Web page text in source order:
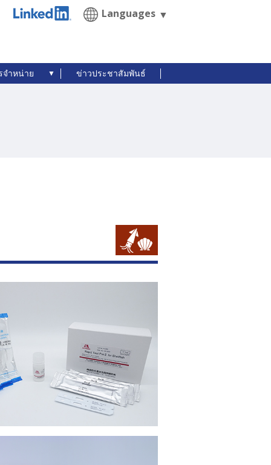
Languages
จำหน่าย ข่าวประชาสัมพันธ์